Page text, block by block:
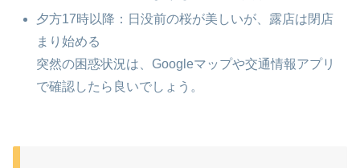
夕方17時以降：日没前の桜が美しいが、露店は閉店
まり始める
突然の困惑状況は、Googleマップや交通情報アプリ
で確認したら良いでしょう。